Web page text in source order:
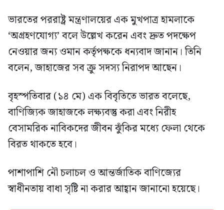
ভারতের পররাষ্ট্র মন্ত্রণালয়ের এক মুখপাত্র হামলাকে
‘অগ্রহণযোগ্য’ বলে উল্লেখ করেন এবং দ্রুত পদক্ষেপ
নেওয়ার জন্য ওমান কর্তৃপক্ষকে ধন্যবাদ জানান। তিনি
বলেন, জাহাজের সব ক্রু সদস্য নিরাপদ আছেন।
বৃহস্পতিবার (১৪ মে) এক বিবৃতিতে ভারত বলেছে,
বাণিজ্যিক জাহাজকে লক্ষ্যবস্তু করা এবং নিরীহ
বেসামরিক নাবিকদের জীবন ঝুঁকির মধ্যে ফেলা থেকে
বিরত থাকতে হবে।
পাশাপাশি নৌ চলাচল ও আন্তর্জাতিক বাণিজ্যের
স্বাধীনতায় বাধা সৃষ্টি না করার আহ্বান জানানো হয়েছে।